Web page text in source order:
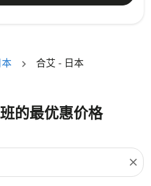
本 合艾 - 日本
的最优惠价格
close